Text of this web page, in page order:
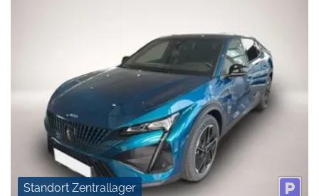
Standort Zentrallager